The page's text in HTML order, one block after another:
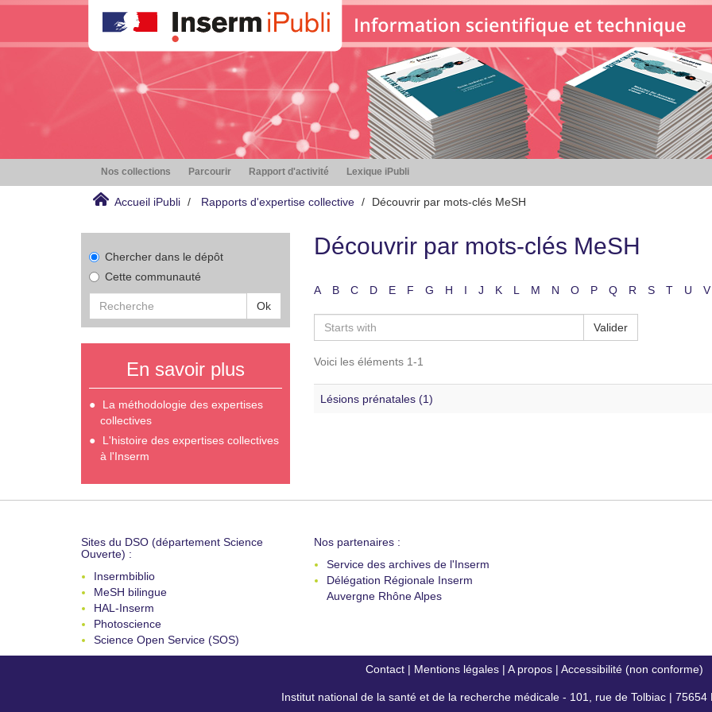
Nos collections Parcourir Rapport d'activité Lexique iPubli
Accueil iPubli Rapports d'expertise collective Découvrir par mots-clés MeSH
Chercher dans le dépôt
Cette communauté
Ok
En savoir plus
La méthodologie des expertises
collectives
L'histoire des expertises collectives
à l'Inserm
Découvrir par mots-clés MeSH
A B C D E F G H I J K L M N O P Q R S T U V
Valider
Voici les éléments 1-1
Lésions prénatales (1)
Sites du DSO (département Science
Ouverte) :
Insermbiblio
MeSH bilingue
HAL-Inserm
Photoscience
Science Open Service (SOS)
Nos partenaires :
Service des archives de l'Inserm
Délégation Régionale Inserm
Auvergne Rhône Alpes
Contact| Mentions légales| A propos| Accessibilité (non conforme)
Institut national de la santé et de la recherche médicale - 101, rue de Tolbiac | 75654